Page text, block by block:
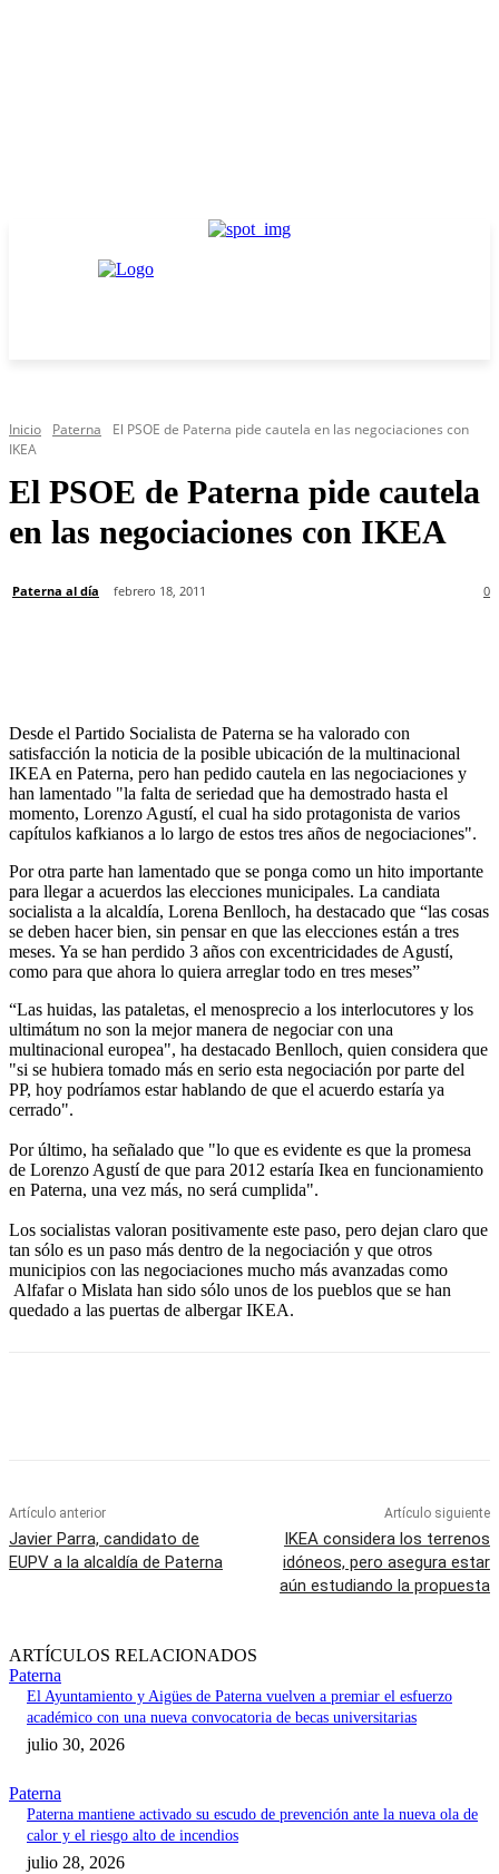
Inicio Paterna
El PSOE de Paterna pide cautela en las negociaciones con
IKEA
El PSOE de Paterna pide cautela
en las negociaciones con IKEA
Paterna al día febrero 18, 2011 0
Desde el Partido Socialista de Paterna se ha valorado con
satisfacción la noticia de la posible ubicación de la multinacional
IKEA en Paterna, pero han pedido cautela en las negociaciones y
han lamentado "la falta de seriedad que ha demostrado hasta el
momento, Lorenzo Agustí, el cual ha sido protagonista de varios
capítulos kafkianos a lo largo de estos tres años de negociaciones".
Por otra parte han lamentado que se ponga como un hito importante
para llegar a acuerdos las elecciones municipales. La candiata
socialista a la alcaldía, Lorena Benlloch, ha destacado que “las cosas
se deben hacer bien, sin pensar en que las elecciones están a tres
meses. Ya se han perdido 3 años con excentricidades de Agustí,
como para que ahora lo quiera arreglar todo en tres meses”
“Las huidas, las pataletas, el menosprecio a los interlocutores y los
ultimátum no son la mejor manera de negociar con una
multinacional europea", ha destacado Benlloch, quien considera que
"si se hubiera tomado más en serio esta negociación por parte del
PP, hoy podríamos estar hablando de que el acuerdo estaría ya
cerrado".
Por último, ha señalado que "lo que es evidente es que la promesa
de Lorenzo Agustí de que para 2012 estaría Ikea en funcionamiento
en Paterna, una vez más, no será cumplida".
Los socialistas valoran positivamente este paso, pero dejan claro que
tan sólo es un paso más dentro de la negociación y que otros
municipios con las negociaciones mucho más avanzadas como
Alfafar o Mislata han sido sólo unos de los pueblos que se han
quedado a las puertas de albergar IKEA.
Artículo anterior
Javier Parra, candidato de
EUPV a la alcaldía de Paterna
Artículo siguiente
IKEA considera los terrenos
idóneos, pero asegura estar
aún estudiando la propuesta
ARTÍCULOS RELACIONADOS
Paterna
El Ayuntamiento y Aigües de Paterna vuelven a premiar el esfuerzo
académico con una nueva convocatoria de becas universitarias
julio 30, 2026
Paterna
Paterna mantiene activado su escudo de prevención ante la nueva ola de
calor y el riesgo alto de incendios
julio 28, 2026